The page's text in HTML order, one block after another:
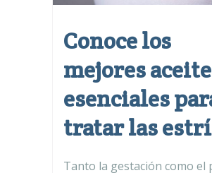
Conoce los
mejores
esenciales
tratar las
Tanto la gestación como el